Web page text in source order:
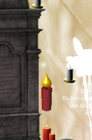
Du
Du bist
und